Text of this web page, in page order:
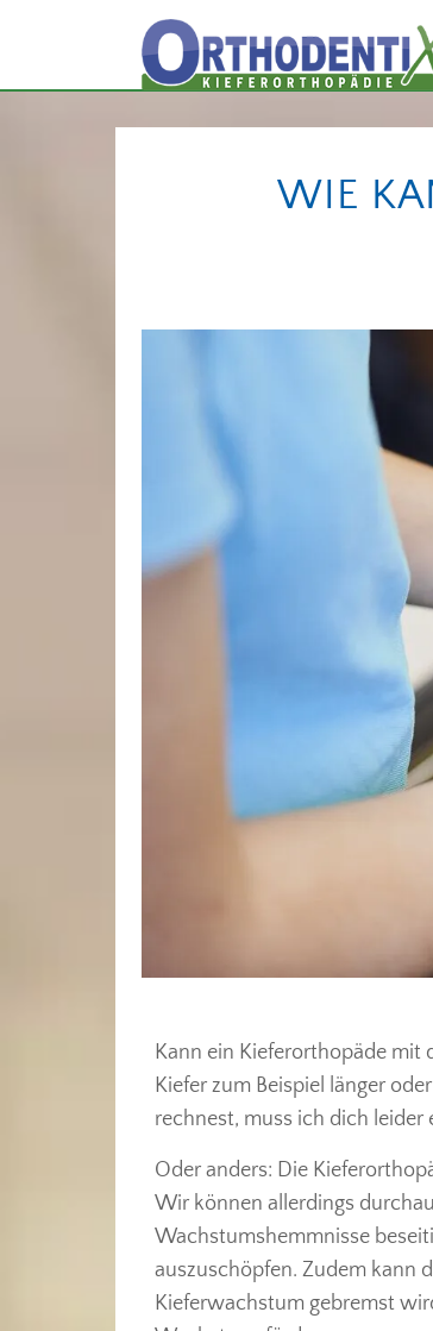
WIE
Kann ein Kieferorthopäde mit
Kiefer zum Beispiel länger
rechnest, muss ich dich leider
Oder anders: Die
Wir können allerdings
Wachstumshemmnisse
auszuschöpfen. Zudem kann
Kieferwachstum gebremst